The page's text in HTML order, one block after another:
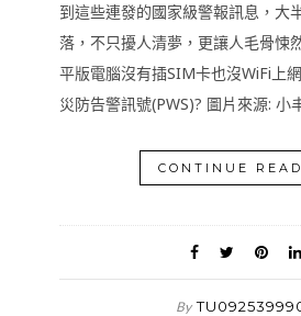
到這些連發的國家級警報訊息，大
落，不只擾人清夢，更讓人毛骨悚
平版電腦沒有插SIM卡也沒WiFi上
災防告警訊號(PWS)? 圖片來源:
CONTINUE
By